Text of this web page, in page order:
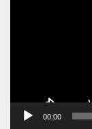
00:00